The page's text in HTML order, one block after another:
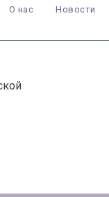
О нас Новости